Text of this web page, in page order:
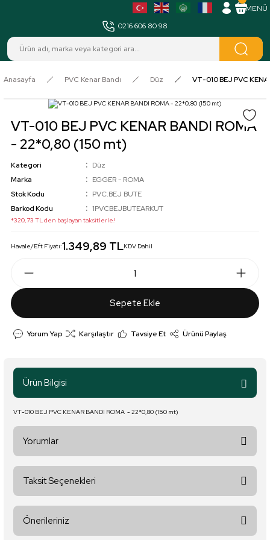
0216 606 80 98
Anasayfa PVC Kenar Bandı Düz VT-010 BEJ PVC
VT-010 BEJ PVC KENAR BANDI ROMA
- 22*0,80 (150 mt)
Kategori
Düz
Marka
EGGER - ROMA
Stok Kodu
PVC.BEJ BUTE
Barkod Kodu
1PVCBEJBUTEARKUT
*320,73 TL den başlayan taksitlerle!
Havale/Eft Fiyatı:1.349,89 TLKDV Dahil
Sepete Ekle
Yorum Yap Karşılaştır Tavsiye Et Ürünü Paylaş
Ürün Bilgisi
VT-010 BEJ PVC KENAR BANDI ROMA - 22*0,80 (150 mt)
Yorumlar
Taksit Seçenekleri
Önerileriniz